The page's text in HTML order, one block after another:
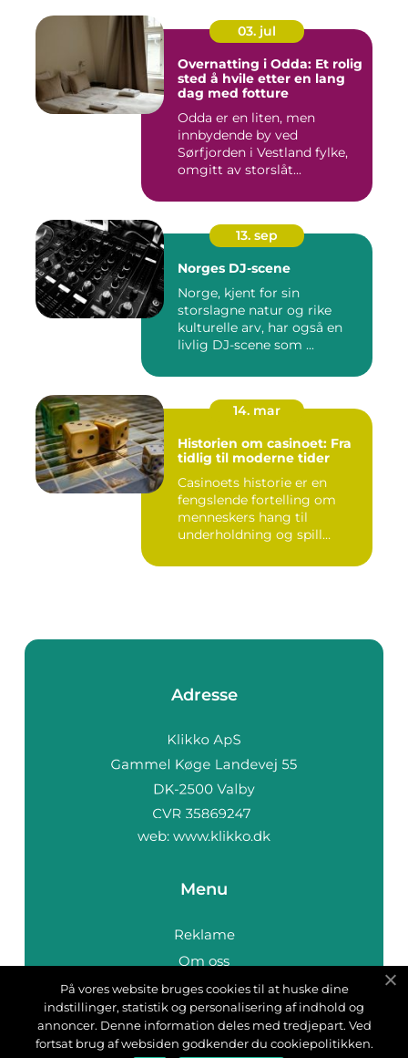
03. jul
Overnatting i Odda: Et rolig
sted å hvile etter en lang
dag med fotture
Odda er en liten, men
innbydende by ved
Sørfjorden i Vestland fylke,
omgitt av storslåt...
13. sep
Norges DJ-scene
Norge, kjent for sin
storslagne natur og rike
kulturelle arv, har også en
livlig DJ-scene som ...
14. mar
Historien om casinoet: Fra
tidlig til moderne tider
Casinoets historie er en
fengslende fortelling om
menneskers hang til
underholdning og spill
Adresse
web: www.klikko.dk
Menu
Reklame
Om oss
Cookies
Kontakt Oss
Sitemap
På vores website bruges cookies til at huske dine
indstillinger, statistik og personalisering af indhold og
annoncer. Denne information deles med tredjepart. Ved
fortsat brug af websiden godkender du cookiepolitikken.